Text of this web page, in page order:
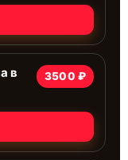
в
3500 ₽